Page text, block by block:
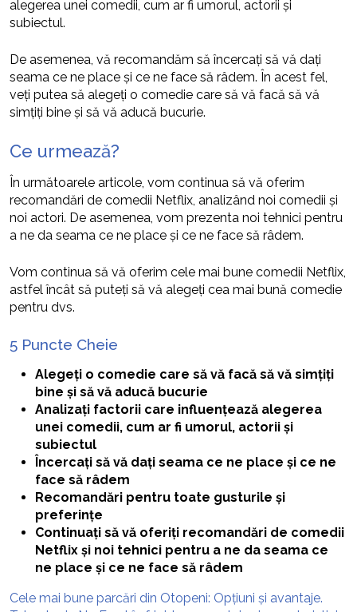
alegerea unei comedii, cum ar fi umorul, actorii și
subiectul.
De asemenea, vă recomandăm să încercați să vă dați
seama ce ne place și ce ne face să râdem. În acest fel,
veți putea să alegeți o comedie care să vă facă să vă
simțiți bine și să vă aducă bucurie.
Ce urmează?
În următoarele articole, vom continua să vă oferim
recomandări de comedii Netflix, analizând noi comedii și
noi actori. De asemenea, vom prezenta noi tehnici pentru
a ne da seama ce ne place și ce ne face să râdem.
Vom continua să vă oferim cele mai bune comedii Netflix,
astfel încât să puteți să vă alegeți cea mai bună comedie
pentru dvs.
5 Puncte Cheie
Alegeți o comedie care să vă facă să vă simțiți
bine și să vă aducă bucurie
Analizați factorii care influențează alegerea
unei comedii, cum ar fi umorul, actorii și
subiectul
Încercați să vă dați seama ce ne place și ce ne
face să râdem
Recomandări pentru toate gusturile și
preferințe
Continuați să vă oferiți recomandări de comedii
Netflix și noi tehnici pentru a ne da seama ce
ne place și ce ne face să râdem
Cele mai bune parcări din Otopeni: Opțiuni și avantaje.